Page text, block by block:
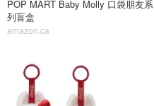
POP MART Baby Molly 口袋朋友系
列盲盒
amazon.ca